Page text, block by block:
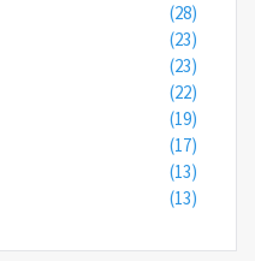
(28)
(23)
(23)
(22)
(19)
(17)
(13)
(13)